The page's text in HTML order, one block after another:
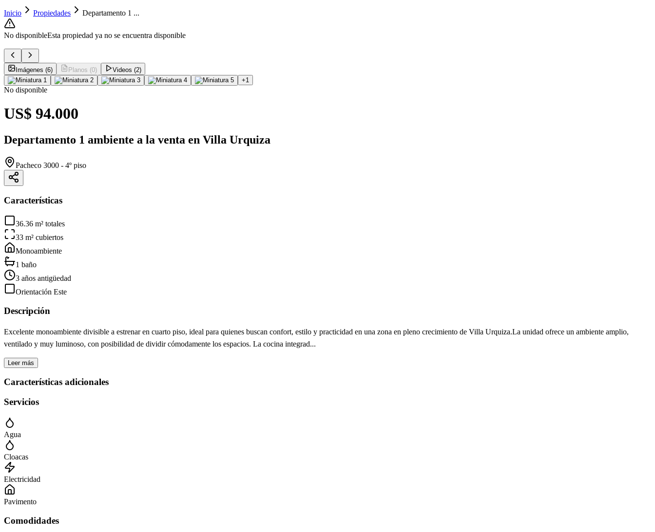
Inicio Propiedades Departamento 1 ...
No disponibleEsta propiedad ya no se encuentra disponible
Imágenes (6) Planos (0)
Videos (2)
+1
No disponible
US$ 94.000
Departamento 1 ambiente a la venta en Villa Urquiza
Pacheco 3000 - 4º piso
Características
36.36 m² totales
33 m² cubiertos
Monoambiente
1 baño
3 años antigüedad
Orientación Este
Descripción
Excelente monoambiente divisible a estrenar en cuarto piso, ideal para quienes buscan confort, estilo y practicidad en una zona en pleno crecimiento de Villa Urquiza.La unidad ofrece un ambiente amplio,
ventilado y muy luminoso, con posibilidad de dividir cómodamente los espacios. La cocina integrad...
Leer más
Características adicionales
Servicios
Agua
Cloacas
Electricidad
Pavimento
Comodidades